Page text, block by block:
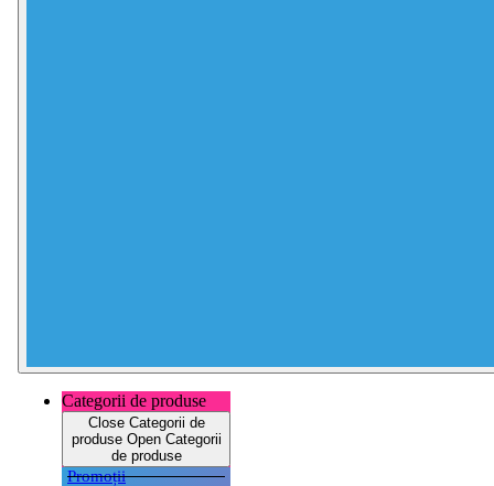
Categorii de produse
Close Categorii de
produse Open Categorii
de produse
Promoții